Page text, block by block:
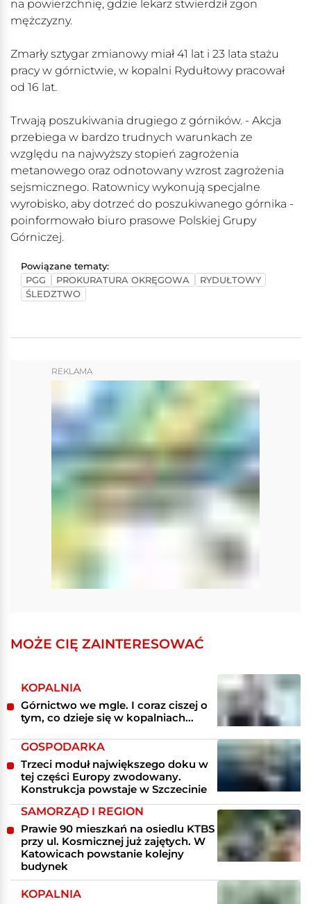
na powierzchnię, gdzie lekarz stwierdził zgon
mężczyzny.
Zmarły sztygar zmianowy miał 41 lat i 23 lata stażu
pracy w górnictwie, w kopalni Rydułtowy pracował
od 16 lat.
Trwają poszukiwania drugiego z górników. - Akcja
przebiega w bardzo trudnych warunkach ze
względu na najwyższy stopień zagrożenia
metanowego oraz odnotowany wzrost zagrożenia
sejsmicznego. Ratownicy wykonują specjalne
wyrobisko, aby dotrzeć do poszukiwanego górnika -
poinformowało biuro prasowe Polskiej Grupy
Górniczej.
Powiązane tematy:
PGG
PROKURATURA OKRĘGOWA
RYDUŁTOWY
ŚLEDZTWO
REKLAMA
MOŻE CIĘ ZAINTERESOWAĆ
KOPALNIA
Górnictwo we mgle. I coraz ciszej o
tym, co dzieje się w kopalniach...
GOSPODARKA
Trzeci moduł największego doku w
tej części Europy zwodowany.
Konstrukcja powstaje w Szczecinie
SAMORZĄD I REGION
Prawie 90 mieszkań na osiedlu KTBS
przy ul. Kosmicznej już zajętych. W
Katowicach powstanie kolejny
budynek
KOPALNIA